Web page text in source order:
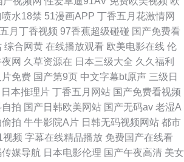
喷水18禁 51漫画APP 丁香五月花激情网
月丁香视频 97香蕉超级碰碰 国产免费看
综合网黄 在线播放观看 欧美电影在线 伦
网 久草资源在 日本三级大全 久久福利
片免费 国产第9页 中文字幕bt原声 三级日
日本推理片 丁香五月网站 国产免费看视频
拍 国产日韩欧美网站 国产无码av 老湿A
拍 牛牛影院A片 日韩无码视频网站 都市
视频 字幕在线精品播放 免费国产在线看
传媒导航 日本电影伦理 国产午夜高清 美女